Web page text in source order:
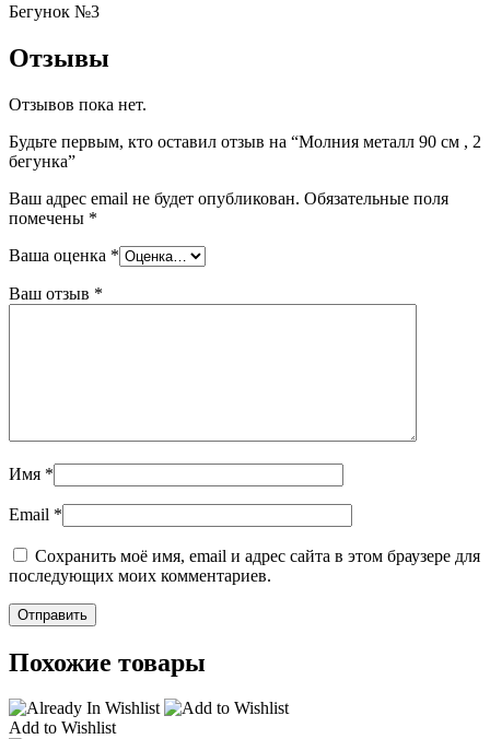
Бегунок №3
Отзывы
Отзывов пока нет.
Будьте первым, кто оставил отзыв на “Молния металл 90 см , 2
бегунка”
Ваш адрес email не будет опубликован. Обязательные поля
помечены *
Ваша оценка *
Ваш отзыв *
Имя *
Email *
Сохранить моё имя, email и адрес сайта в этом браузере для
последующих моих комментариев.
Похожие товары
Add to Wishlist